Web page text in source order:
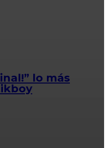
lo más